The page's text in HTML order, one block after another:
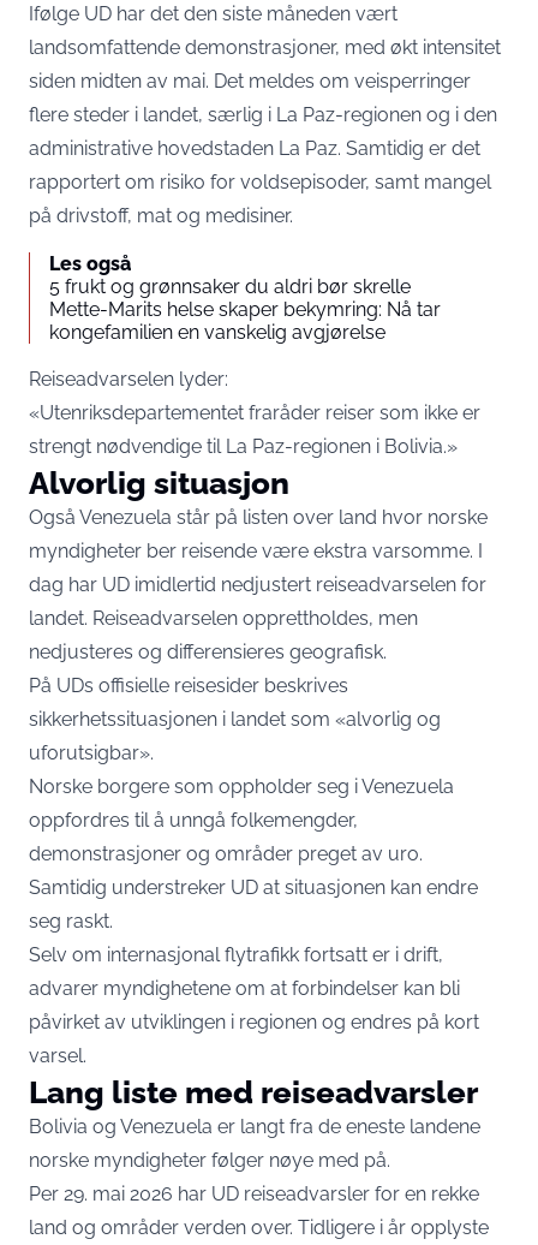
Ifølge UD har det den siste måneden vært
landsomfattende demonstrasjoner, med økt intensitet
siden midten av mai. Det meldes om veisperringer
flere steder i landet, særlig i La Paz-regionen og i den
administrative hovedstaden La Paz. Samtidig er det
rapportert om risiko for voldsepisoder, samt mangel
på drivstoff, mat og medisiner.
Les også
5 frukt og grønnsaker du aldri bør skrelle
Mette-Marits helse skaper bekymring: Nå tar
kongefamilien en vanskelig avgjørelse
Reiseadvarselen lyder:
«Utenriksdepartementet fraråder reiser som ikke er
strengt nødvendige til La Paz-regionen i Bolivia.»
Alvorlig situasjon
Også Venezuela står på listen over land hvor norske
myndigheter ber reisende være ekstra varsomme. I
dag har UD imidlertid nedjustert reiseadvarselen for
landet. Reiseadvarselen opprettholdes, men
nedjusteres og differensieres geografisk.
På UDs offisielle reisesider beskrives
sikkerhetssituasjonen i landet som «alvorlig og
uforutsigbar».
Norske borgere som oppholder seg i Venezuela
oppfordres til å unngå folkemengder,
demonstrasjoner og områder preget av uro.
Samtidig understreker UD at situasjonen kan endre
seg raskt.
Selv om internasjonal flytrafikk fortsatt er i drift,
advarer myndighetene om at forbindelser kan bli
påvirket av utviklingen i regionen og endres på kort
varsel.
Lang liste med reiseadvarsler
Bolivia og Venezuela er langt fra de eneste landene
norske myndigheter følger nøye med på.
Per 29. mai 2026 har UD reiseadvarsler for en rekke
land og områder verden over. Tidligere i år opplyste